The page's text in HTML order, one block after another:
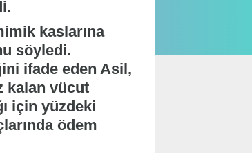
kaslarına
söyledi.
ifade eden Asil,
kalan vücut
için yüzdeki
ödem